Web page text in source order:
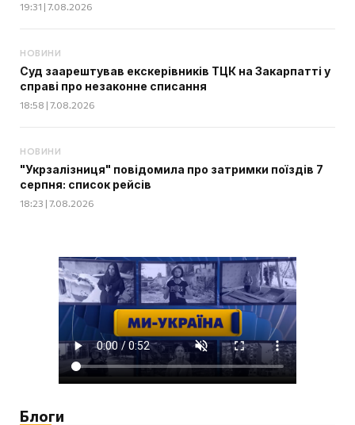
19:31 | 7.08.2026
НОВИНИ
Суд заарештував екскерівників ТЦК на Закарпатті у
справі про незаконне списання
18:58 | 7.08.2026
НОВИНИ
"Укрзалізниця" повідомила про затримки поїздів 7
серпня: список рейсів
18:23 | 7.08.2026
Блоги